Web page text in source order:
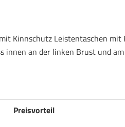
Kinnschutz Leistentaschen mit
innen an der linken Brust und
Preisvorteil